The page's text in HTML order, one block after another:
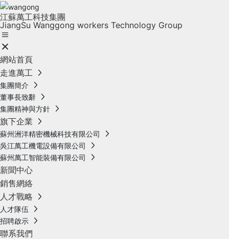
江蘇萬工科技集團
JiangSu Wanggong workers Technology Group
網站首頁
走進萬工
集團簡介
董事長致辭
集團精神與方針
旗下企業
蘇州洲洋精密機械科技有限公司
吳江萬工機電設備有限公司
蘇州萬工智能裝備有限公司
新聞中心
銷售網絡
人才戰略
人才隊伍
招聘啟示
聯系我們